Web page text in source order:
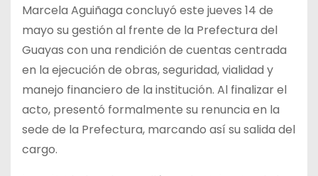
Marcela Aguiñaga concluyó este jueves 14 de
mayo su gestión al frente de la Prefectura del
Guayas con una rendición de cuentas centrada
en la ejecución de obras, seguridad, vialidad y
manejo financiero de la institución. Al finalizar el
acto, presentó formalmente su renuncia en la
sede de la Prefectura, marcando así su salida del
cargo.